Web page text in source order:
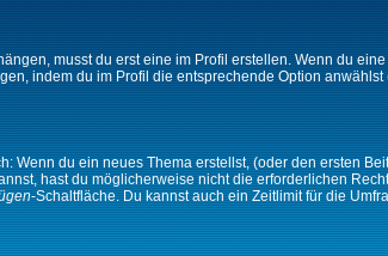
musst du erst eine im Profil erstellen. Wenn du
indem du im Profil die entsprechende Option
Wenn du ein neues Thema erstellst, (oder den ersten
hast du möglicherweise nicht die erforderlichen
-Schaltfläche. Du kannst auch ein Zeitlimit für die